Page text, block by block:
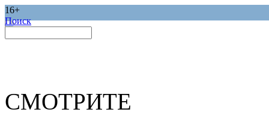
16+
Поиск
СМОТРИТЕ